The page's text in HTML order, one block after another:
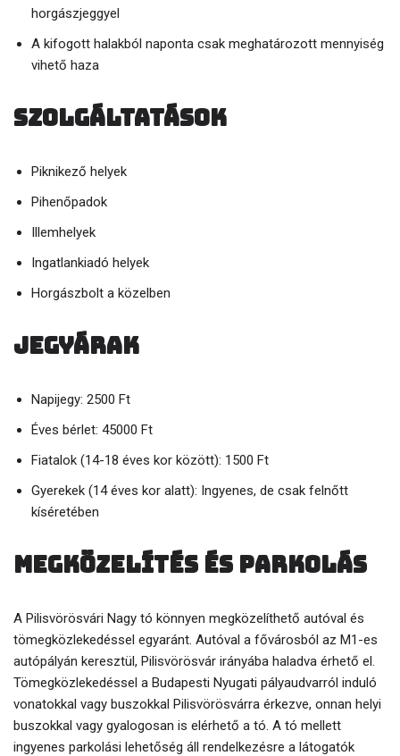
horgászjeggyel
A kifogott halakból naponta csak meghatározott mennyiség
vihető haza
Szolgáltatások
Piknikező helyek
Pihenőpadok
Illemhelyek
Ingatlankiadó helyek
Horgászbolt a közelben
Jegyárak
Napijegy: 2500 Ft
Éves bérlet: 45000 Ft
Fiatalok (14-18 éves kor között): 1500 Ft
Gyerekek (14 éves kor alatt): Ingyenes, de csak felnőtt
kíséretében
Megközelítés és parkolás
A Pilisvörösvári Nagy tó könnyen megközelíthető autóval és
tömegközlekedéssel egyaránt. Autóval a fővárosból az M1-es
autópályán keresztül, Pilisvörösvár irányába haladva érhető el.
Tömegközlekedéssel a Budapesti Nyugati pályaudvarról induló
vonatokkal vagy buszokkal Pilisvörösvárra érkezve, onnan helyi
buszokkal vagy gyalogosan is elérhető a tó. A tó mellett
ingyenes parkolási lehetőség áll rendelkezésre a látogatók